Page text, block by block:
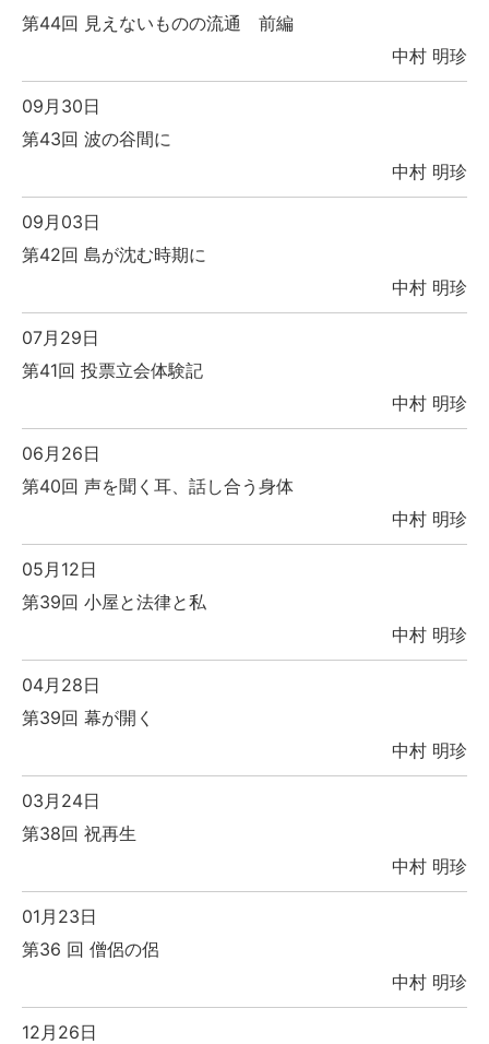
第44回 見えないものの流通 前編
中村 明珍
09月30日
第43回 波の谷間に
中村 明珍
09月03日
第42回 島が沈む時期に
中村 明珍
07月29日
第41回 投票立会体験記
中村 明珍
06月26日
第40回 声を聞く耳、話し合う身体
中村 明珍
05月12日
第39回 小屋と法律と私
中村 明珍
04月28日
第39回 幕が開く
中村 明珍
03月24日
第38回 祝再生
中村 明珍
01月23日
第36 回 僧侶の侶
中村 明珍
12月26日